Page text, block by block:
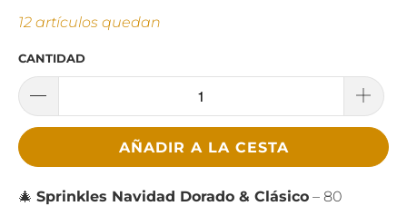
12 artículos quedan
CANTIDAD
AÑADIR A LA CESTA
🎄 Sprinkles Navidad Dorado & Clásico – 80